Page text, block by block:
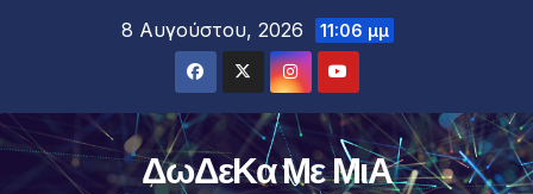
8 Αυγούστου, 2026 11:06 μμ
ΔωΔεΚα Με ΜιΑ